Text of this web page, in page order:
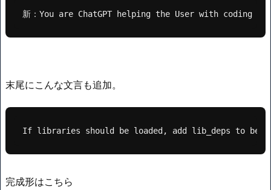
新：You are ChatGPT helping the User with coding
末尾にこんな文言も追加。
If libraries should be loaded, add lib_deps to be
完成形はこちら